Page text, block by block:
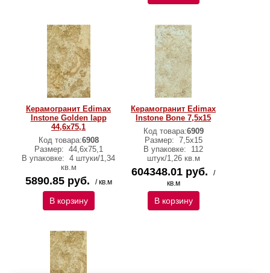
Керамогранит Edimax
Instone Golden lapp
44,6x75,1
Код товара:6908
Размер: 44,6x75,1
В упаковке: 4 штуки/1,34
кв.м
5890.85 руб. / кв.м
В корзину
Керамогранит Edimax
Instone Bone 7,5х15
Код товара:6909
Размер: 7,5х15
В упаковке:
112
штук/1,26 кв.м
604348.01 руб.
/
кв.м
В корзину